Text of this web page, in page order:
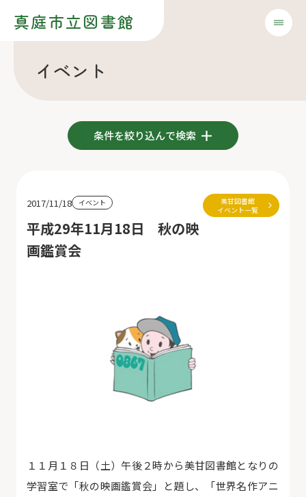
真庭市立図書館
イベント
条件を絞り込んで検索
2017/11/18 イベント
平成29年11月18日 秋の映
画鑑賞会
美甘図書館
イベント一覧
１１月１８日（土）午後２時から美甘図書館となりの
学習室で「秋の映画鑑賞会」と題し、「世界名作アニ